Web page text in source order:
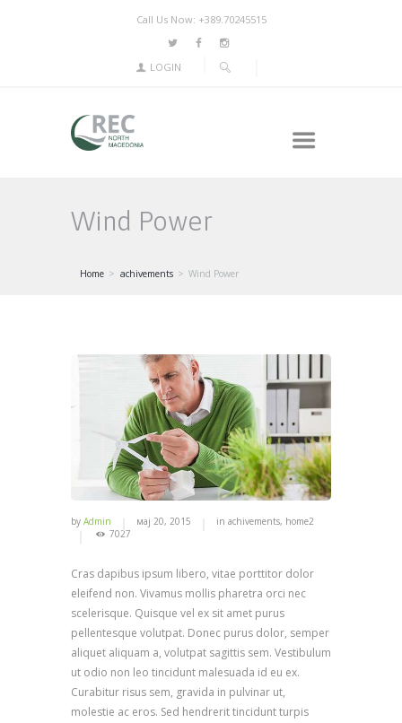
Call Us Now: +389.70245515
LOGIN
Wind Power
Home achivements Wind Power
by Admin мај 20, 2015 in achivements, home2
7027
Cras dapibus ipsum libero, vitae porttitor dolor
eleifend non. Vivamus mollis pharetra orci nec
scelerisque. Quisque vel ex sit amet purus
pellentesque volutpat. Donec purus dolor, semper
aliquet aliquam a, volutpat sagittis sem. Vestibulum
ut odio non leo tincidunt malesuada id eu ex.
Curabitur risus sem, gravida in pulvinar ut,
molestie ac eros. Sed hendrerit tincidunt turpis